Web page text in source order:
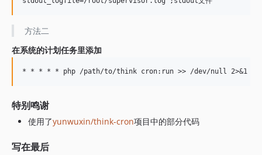
方法二
在系统的计划任务里添加
特别鸣谢
使用了yunwuxin/think-cron项目中的部分代码
写在最后